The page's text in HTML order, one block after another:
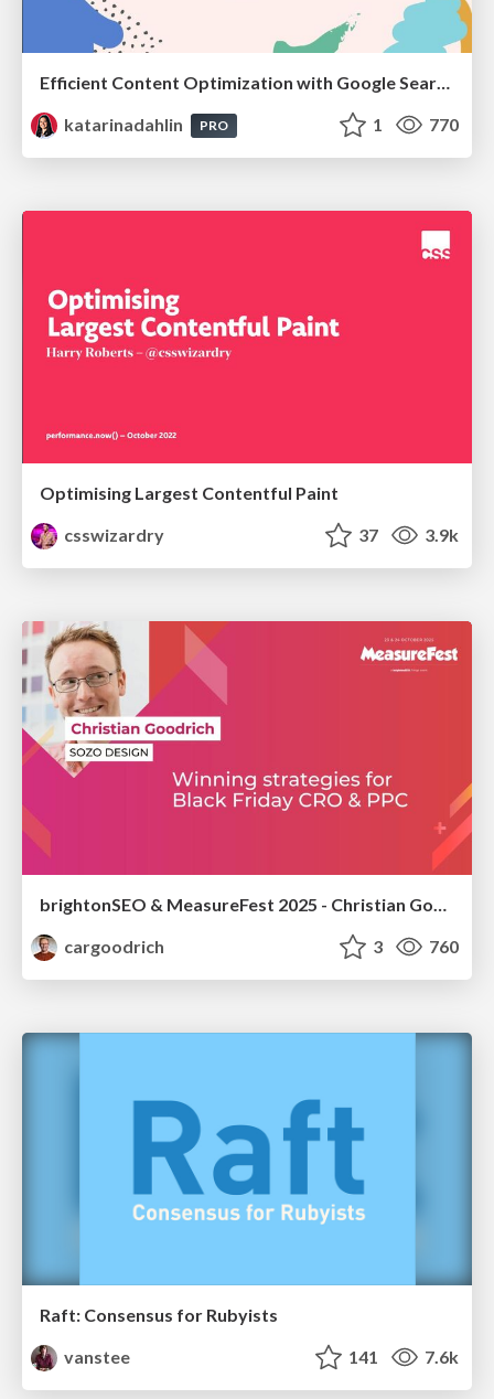
Efficient Content Optimization with Google Search Console & Apps Script
katarinadahlin
PRO 1 770
Optimising Largest Contentful Paint
csswizardry
37 3.9k
brightonSEO & MeasureFest 2025 - Christian Goodrich - Winning strategies for Black Friday CRO & PPC
cargoodrich
3 760
Raft: Consensus for Rubyists
vanstee
141 7.6k